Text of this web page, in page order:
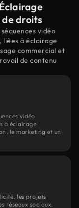
droits
vidéo
liées à éclairage
commercial et
de contenu
vidéo
à éclairage
le marketing et un
les projets
réseaux sociaux.